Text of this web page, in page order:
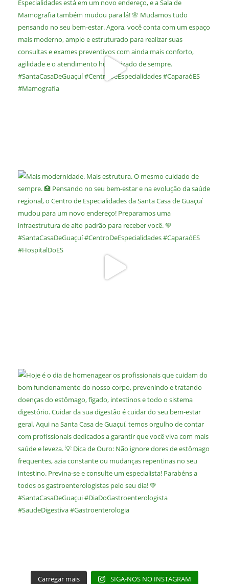
Carregar mais SIGA-NOS NO INSTAGRAM